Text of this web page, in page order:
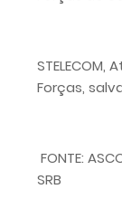
Forças,
FONTE:
SRB